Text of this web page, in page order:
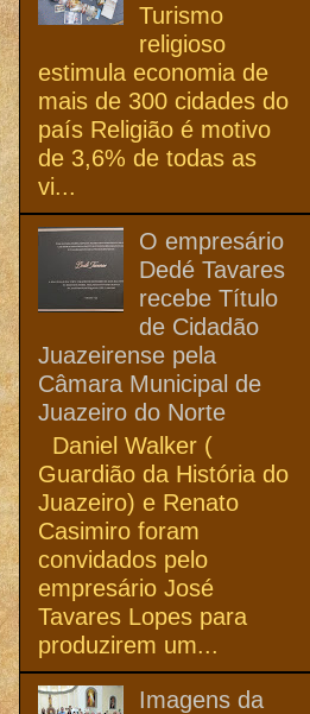
Turismo
religioso
estimula economia de
mais de 300 cidades do
país Religião é motivo
de 3,6% de todas as
vi...
O empresário
Dedé Tavares
recebe Título
de Cidadão
Juazeirense pela
Câmara Municipal de
Juazeiro do Norte
Daniel Walker (
Guardião da História do
Juazeiro) e Renato
Casimiro foram
convidados pelo
empresário José
Tavares Lopes para
produzirem um...
Imagens da